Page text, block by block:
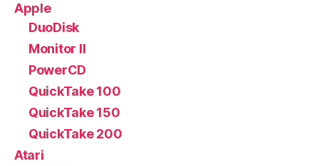
Apple
DuoDisk
Monitor II
PowerCD
QuickTake 100
QuickTake 150
QuickTake 200
Atari